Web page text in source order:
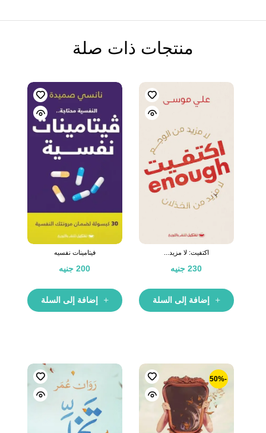
منتجات ذات صلة
اكتفيت: لا مزيد...
230 جنيه
إضافة إلى السلة
فيتامينات نفسيه
200 جنيه
إضافة إلى السلة
-50%